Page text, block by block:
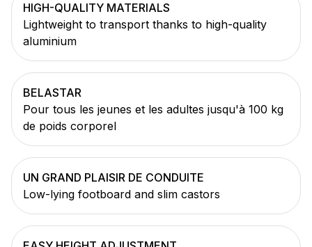
HIGH-QUALITY MATERIALS
Lightweight to transport thanks to high-quality
aluminium
BELASTAR
Pour tous les jeunes et les adultes jusqu'à 100 kg
de poids corporel
UN GRAND PLAISIR DE CONDUITE
Low-lying footboard and slim castors